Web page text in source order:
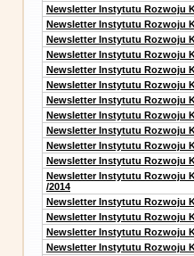
Newsletter Instytutu Rozwoju
Newsletter Instytutu Rozwoju
Newsletter Instytutu Rozwoju
Newsletter Instytutu Rozwoju
Newsletter Instytutu Rozwoju
Newsletter Instytutu Rozwoju
Newsletter Instytutu Rozwoju
Newsletter Instytutu Rozwoju
Newsletter Instytutu Rozwoju
Newsletter Instytutu Rozwoju
Newsletter Instytutu Rozwoju
Newsletter Instytutu Rozwoju
/2014
Newsletter Instytutu Rozwoju
Newsletter Instytutu Rozwoju
Newsletter Instytutu Rozwoju
Newsletter Instytutu Rozwoju